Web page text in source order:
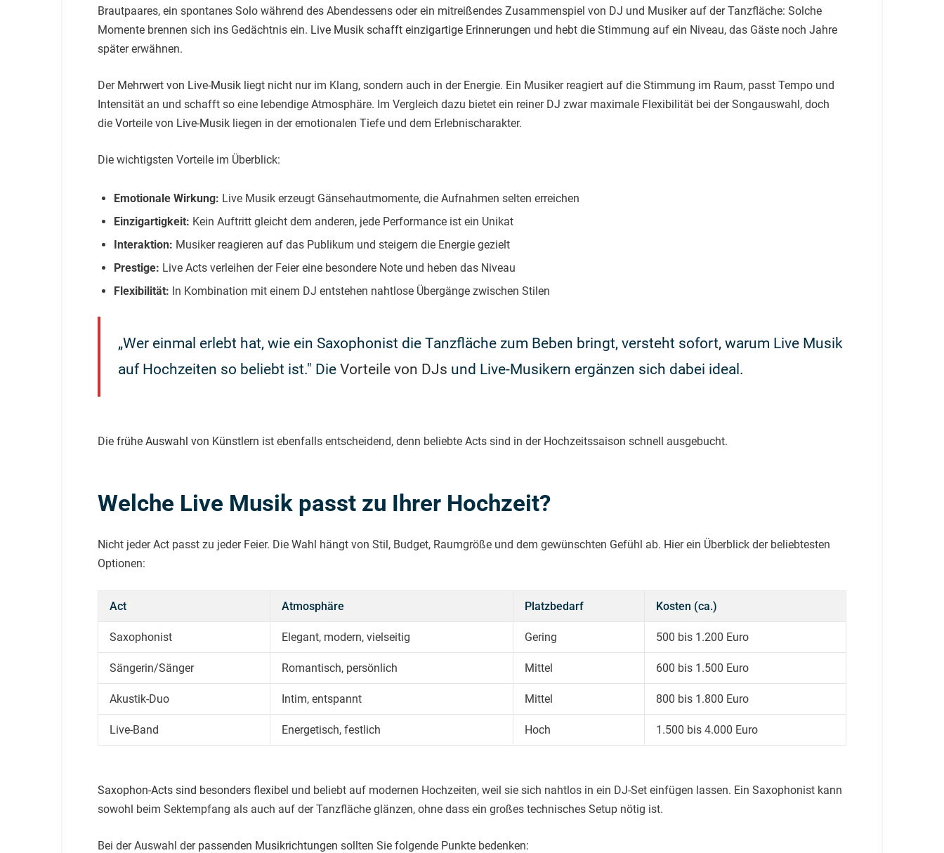
Brautpaares, ein spontanes Solo während des Abendessens oder ein mitreißendes Zusammenspiel von DJ und Musiker auf der Tanzfläche: Solche
Momente brennen sich ins Gedächtnis ein. Live Musik schafft einzigartige Erinnerungen und hebt die Stimmung auf ein Niveau, das Gäste noch Jahre
später erwähnen.
Der Mehrwert von Live-Musik liegt nicht nur im Klang, sondern auch in der Energie. Ein Musiker reagiert auf die Stimmung im Raum, passt Tempo und
Intensität an und schafft so eine lebendige Atmosphäre. Im Vergleich dazu bietet ein reiner DJ zwar maximale Flexibilität bei der Songauswahl, doch
die Vorteile von Live-Musik liegen in der emotionalen Tiefe und dem Erlebnischarakter.
Die wichtigsten Vorteile im Überblick:
Emotionale Wirkung: Live Musik erzeugt Gänsehautmomente, die Aufnahmen selten erreichen
Einzigartigkeit: Kein Auftritt gleicht dem anderen, jede Performance ist ein Unikat
Interaktion: Musiker reagieren auf das Publikum und steigern die Energie gezielt
Prestige: Live Acts verleihen der Feier eine besondere Note und heben das Niveau
Flexibilität: In Kombination mit einem DJ entstehen nahtlose Übergänge zwischen Stilen
„Wer einmal erlebt hat, wie ein Saxophonist die Tanzfläche zum Beben bringt, versteht sofort, warum Live Musik
auf Hochzeiten so beliebt ist." Die Vorteile von DJs und Live-Musikern ergänzen sich dabei ideal.
Die frühe Auswahl von Künstlern ist ebenfalls entscheidend, denn beliebte Acts sind in der Hochzeitssaison schnell ausgebucht.
Welche Live Musik passt zu Ihrer Hochzeit?
Nicht jeder Act passt zu jeder Feier. Die Wahl hängt von Stil, Budget, Raumgröße und dem gewünschten Gefühl ab. Hier ein Überblick der beliebtesten
Optionen:
Act Atmosphäre Platzbedarf Kosten (ca.)
Saxophonist Elegant, modern, vielseitig Gering 500 bis 1.200 Euro
Sängerin/Sänger Romantisch, persönlich Mittel 600 bis 1.500 Euro
Akustik-Duo Intim, entspannt Mittel 800 bis 1.800 Euro
Live-Band Energetisch, festlich Hoch 1.500 bis 4.000 Euro
Saxophon-Acts sind besonders flexibel und beliebt auf modernen Hochzeiten, weil sie sich nahtlos in ein DJ-Set einfügen lassen. Ein Saxophonist kann
sowohl beim Sektempfang als auch auf der Tanzfläche glänzen, ohne dass ein großes technisches Setup nötig ist.
Bei der Auswahl der passenden Musikrichtungen sollten Sie folgende Punkte bedenken: